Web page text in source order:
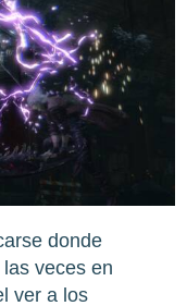
donde
veces en
ver a los